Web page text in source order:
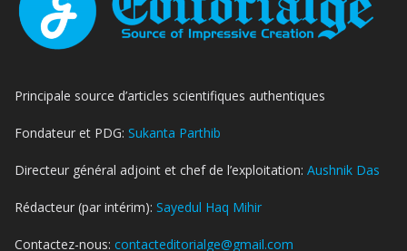
Principale source d’articles scientifiques authentiques
Fondateur et PDG: Sukanta Parthib
Directeur général adjoint et chef de l’exploitation: Aushnik Das
Rédacteur (par intérim): Sayedul Haq Mihir
Contactez-nous: contacteditorialge@gmail.com